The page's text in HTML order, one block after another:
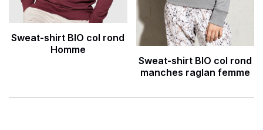
Sweat-shirt BIO col rond
Homme
Sweat-shirt BIO col rond
manches raglan femme